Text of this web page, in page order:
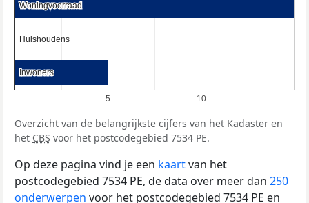
5 10
Woningvoorraad
Woningvoorraad
Huishoudens
Huishoudens
Inwoners
Inwoners
Overzicht van de belangrijkste cijfers van het Kadaster en
het CBS voor het postcodegebied 7534 PE.
Op deze pagina vind je een kaartvan het
postcodegebied 7534 PE, de data over meer dan 250
onderwerpen voor het postcodegebied 7534 PE en